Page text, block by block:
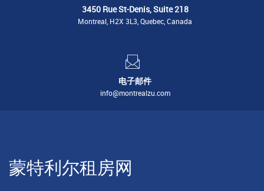
3450 Rue St-Denis, Suite 218
Montreal, H2X 3L3, Quebec, Canada
电子邮件
info@montrealzu.com
蒙特利尔租房网